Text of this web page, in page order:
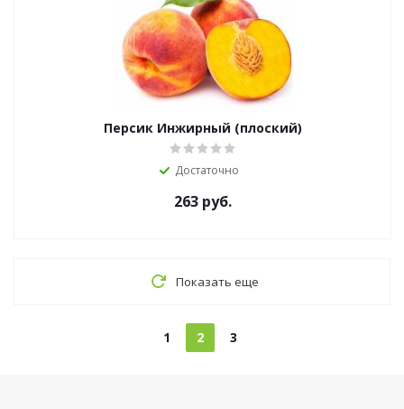
Персик Инжирный (плоский)
Достаточно
263 руб.
Показать еще
1 2 3